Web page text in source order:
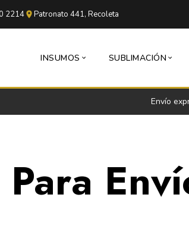
2214 Patronato 441, Recoleta
INSUMOS SUBLIMACIÓN
Envío